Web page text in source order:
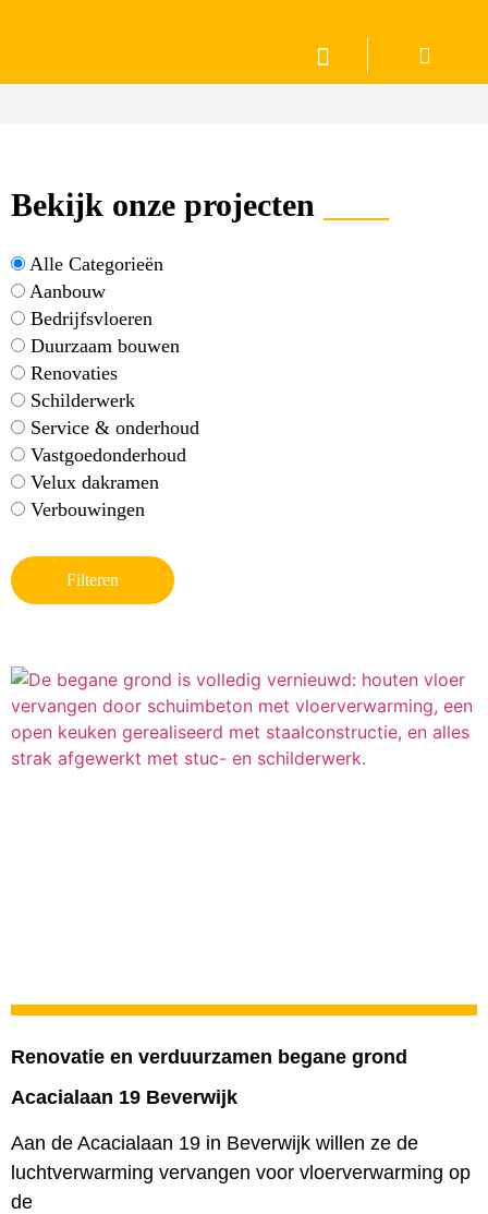
Bekijk onze projecten
Alle Categorieën
Aanbouw
Bedrijfsvloeren
Duurzaam bouwen
Renovaties
Schilderwerk
Service & onderhoud
Vastgoedonderhoud
Velux dakramen
Verbouwingen
Renovatie en verduurzamen begane grond
Acacialaan 19 Beverwijk
Aan de Acacialaan 19 in Beverwijk willen ze de
luchtverwarming vervangen voor vloerverwarming op
de